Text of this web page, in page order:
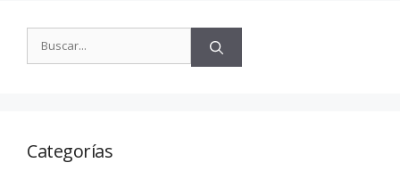
Categorías